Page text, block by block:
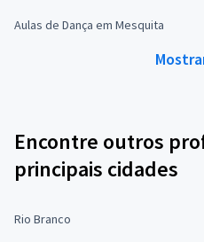
Aulas de Dança em Mesquita
Encontre outros
principais cidades
Rio Branco